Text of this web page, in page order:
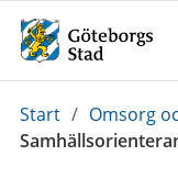
Du
är
Start / Omsorg